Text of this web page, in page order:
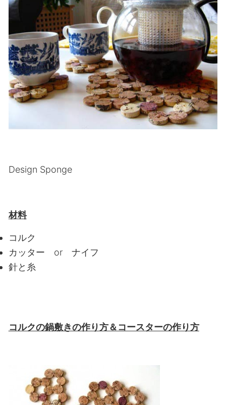
Design Sponge
材料
コルク
カッター or ナイフ
針と糸
コルクの鍋敷きの作り方＆コースターの作り方